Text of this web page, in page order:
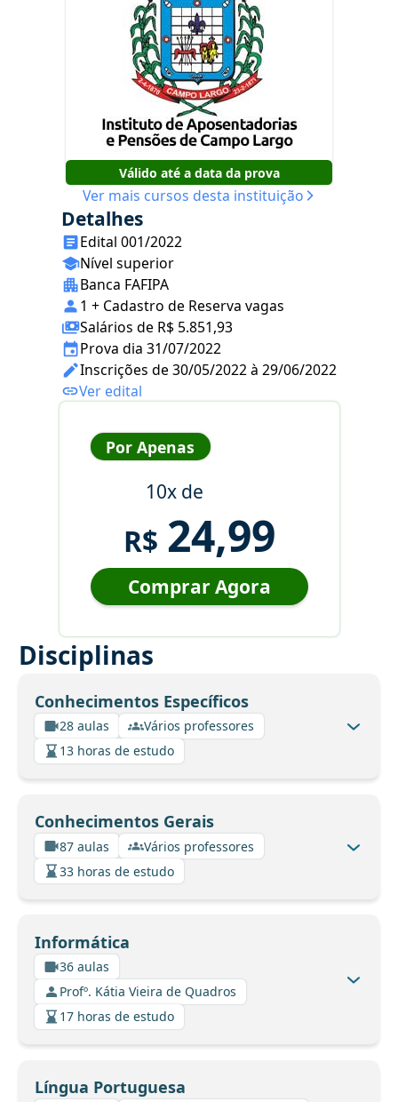
Válido até a data da prova
Ver mais cursos desta instituição
Detalhes
Edital 001/2022
Nível superior
Banca FAFIPA
1 + Cadastro de Reserva vagas
Salários de R$ 5.851,93
Prova dia 31/07/2022
Inscrições de 30/05/2022 à 29/06/2022
Ver edital
Por Apenas
10x de
R$ 24,99
Comprar Agora
Disciplinas
Conhecimentos Específicos
28 aulas
Vários professores
13 horas de estudo
Conhecimentos Gerais
87 aulas
Vários professores
33 horas de estudo
Informática
36 aulas
Profº. Kátia Vieira de Quadros
17 horas de estudo
Língua Portuguesa